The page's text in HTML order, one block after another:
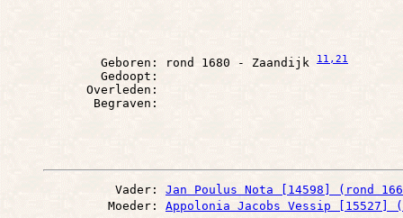
        Geboren: rond 1680 - Zaandijk
11 ,21
        Gedoopt:
      Overleden:
          Vader:
Jan Poulus Nota [14598] (rond
         Moeder:
Appolonia Jacobs Vessip [15527]